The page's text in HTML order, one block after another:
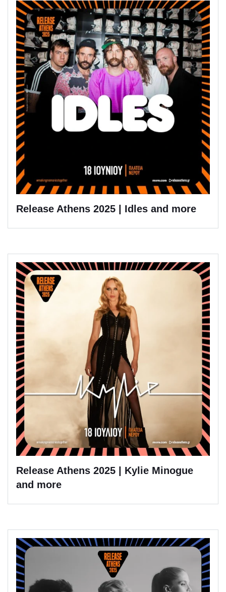
Release Athens 2025 | Idles and more
Release Athens 2025 | Kylie Minogue
and more